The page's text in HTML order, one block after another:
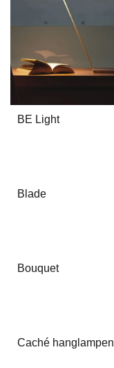
BE Light
Blade
Bouquet
Caché hanglampen